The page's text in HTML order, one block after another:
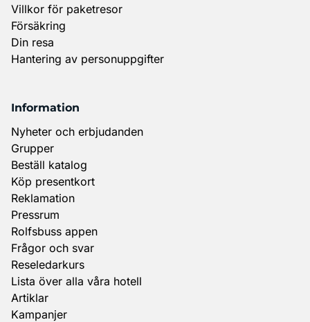
Villkor för paketresor
Försäkring
Din resa
Hantering av personuppgifter
Information
Nyheter och erbjudanden
Grupper
Beställ katalog
Köp presentkort
Reklamation
Pressrum
Rolfsbuss appen
Frågor och svar
Reseledarkurs
Lista över alla våra hotell
Artiklar
Kampanjer